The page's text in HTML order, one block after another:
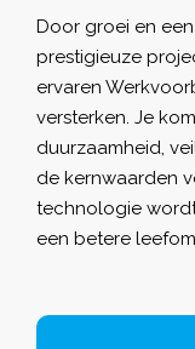
Door groei en
prestigieuze
ervaren
versterken. Je
duurzaamheid,
de kernwaarden
technologie
een betere